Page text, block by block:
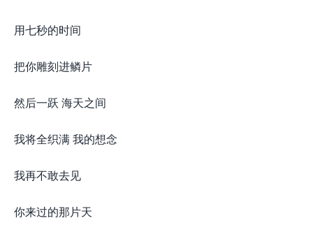
用七秒的时间
把你雕刻进鳞片
然后一跃 海天之间
我将全织满 我的想念
我再不敢去见
你来过的那片天